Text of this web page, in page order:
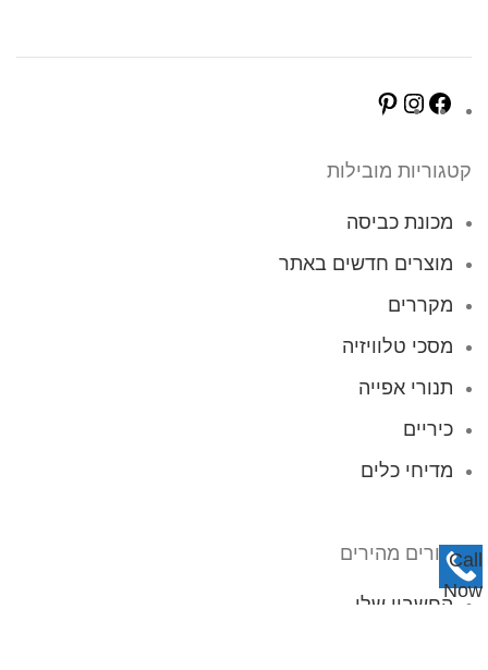
קטגוריות מובילות
מכונת כביסה
מוצרים חדשים באתר
מקררים
מסכי טלוויזיה
תנורי אפייה
כיריים
מדיחי כלים
קישורים מהירים
החשבון שלי
Call
Now